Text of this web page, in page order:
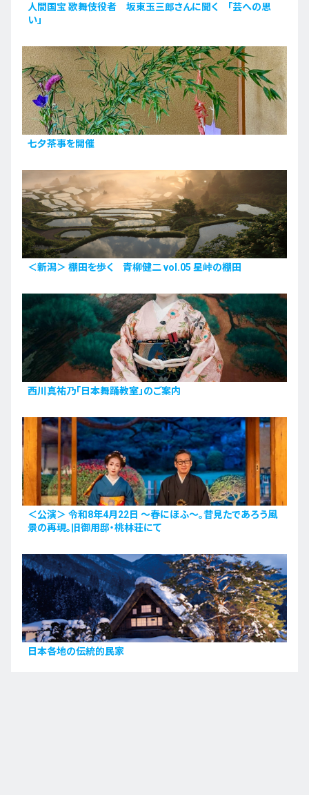
人間国宝 歌舞伎役者 坂東玉三郎さんに聞く 「芸への思
い」
七夕茶事を開催
＜新潟＞ 棚田を歩く 青柳健二 vol.05 星峠の棚田
西川真祐乃「日本舞踊教室」のご案内
＜公演＞ 令和8年4月22日 〜春にほふ〜。昔見たであろう風
景の再現。旧御用邸・桃林荘にて
日本各地の伝統的民家